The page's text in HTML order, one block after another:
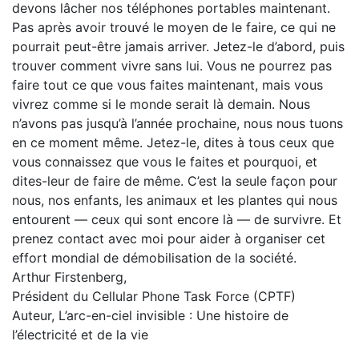
devons lâcher nos téléphones portables maintenant.
Pas après avoir trouvé le moyen de le faire, ce qui ne
pourrait peut-être jamais arriver. Jetez-le d’abord, puis
trouver comment vivre sans lui. Vous ne pourrez pas
faire tout ce que vous faites maintenant, mais vous
vivrez comme si le monde serait là demain. Nous
n’avons pas jusqu’à l’année prochaine, nous nous tuons
en ce moment même. Jetez-le, dites à tous ceux que
vous connaissez que vous le faites et pourquoi, et
dites-leur de faire de même. C’est la seule façon pour
nous, nos enfants, les animaux et les plantes qui nous
entourent — ceux qui sont encore là — de survivre. Et
prenez contact avec moi pour aider à organiser cet
effort mondial de démobilisation de la société.
Arthur Firstenberg,
Président du Cellular Phone Task Force (CPTF)
Auteur, L’arc-en-ciel invisible : Une histoire de
l’électricité et de la vie